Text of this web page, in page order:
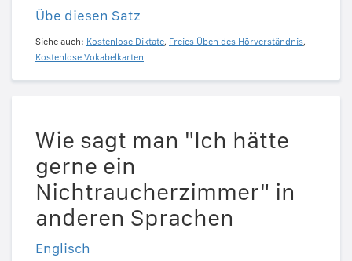
Übe diesen Satz
Siehe auch: Kostenlose Diktate, Freies Üben des Hörverständnis,
Kostenlose Vokabelkarten
Wie sagt man "Ich hätte
gerne ein
Nichtraucherzimmer" in
anderen Sprachen
Englisch